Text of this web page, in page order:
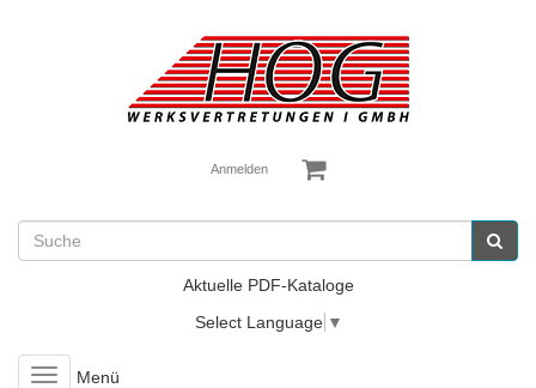
Anmelden
Aktuelle PDF-Kataloge
Select Language ▼
ToggleMenü